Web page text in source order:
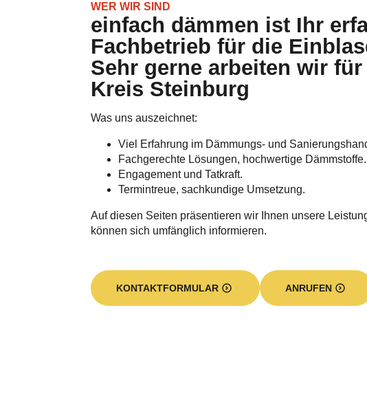
WER WIR SIND
einfach dämmen ist Ihr
Fachbetrieb für die
Sehr gerne arbeiten wir
Kreis Steinburg
Was uns auszeichnet:
Viel Erfahrung im Dämmungs- und
Fachgerechte Lösungen, hochwertige Dämmstoffe.
Engagement und Tatkraft.
Termintreue, sachkundige Umsetzung.
Auf diesen Seiten präsentieren wir Ihnen unsere
können sich umfänglich informieren.
KONTAKTFORMULAR ANRUFEN